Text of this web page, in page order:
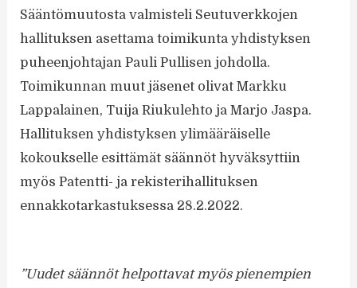
Sääntömuutosta valmisteli Seutuverkkojen
hallituksen asettama toimikunta yhdistyksen
puheenjohtajan Pauli Pullisen johdolla.
Toimikunnan muut jäsenet olivat Markku
Lappalainen, Tuija Riukulehto ja Marjo Jaspa.
Hallituksen yhdistyksen ylimääräiselle
kokoukselle esittämät säännöt hyväksyttiin
myös Patentti- ja rekisterihallituksen
ennakkotarkastuksessa 28.2.2022.
”Uudet säännöt helpottavat myös pienempien